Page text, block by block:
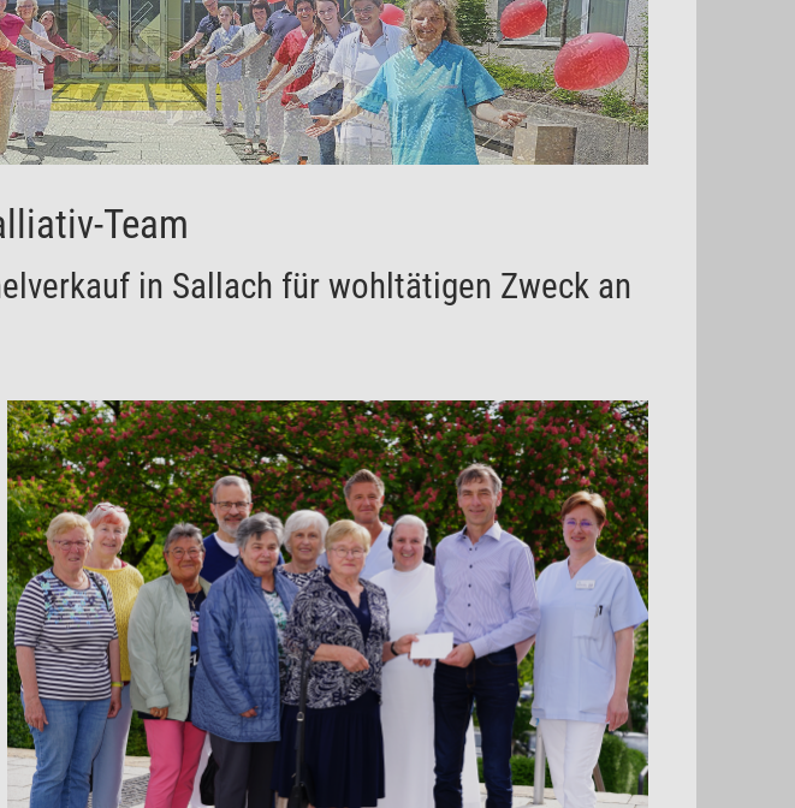
Team
in Sallach für wohltätigen Zweck an